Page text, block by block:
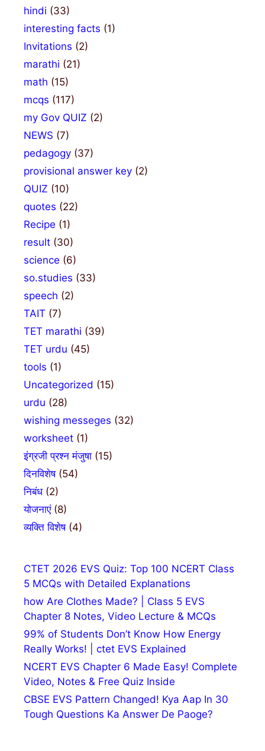
hindi (33)
interesting facts (1)
Invitations (2)
marathi (21)
math (15)
mcqs (117)
my Gov QUIZ (2)
NEWS (7)
pedagogy (37)
provisional answer key (2)
QUIZ (10)
quotes (22)
Recipe (1)
result (30)
science (6)
so.studies (33)
speech (2)
TAIT (7)
TET marathi (39)
TET urdu (45)
tools (1)
Uncategorized (15)
urdu (28)
wishing messeges (32)
worksheet (1)
इंग्रजी प्रश्न मंजुषा (15)
दिनविशेष(54)
निबंध(2)
योजनाएं(8)
व्यक्ति विशेष(4)
CTET 2026 EVS Quiz: Top 100 NCERT Class
5 MCQs with Detailed Explanations
how Are Clothes Made? | Class 5 EVS
Chapter 8 Notes, Video Lecture & MCQs
99% of Students Don’t Know How Energy
Really Works! | ctet EVS Explained
NCERT EVS Chapter 6 Made Easy! Complete
Video, Notes & Free Quiz Inside
CBSE EVS Pattern Changed! Kya Aap In 30
Tough Questions Ka Answer De Paoge?